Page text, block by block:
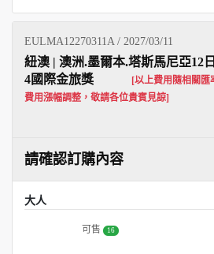
EULMA12270311A / 2027/03/11
紐澳 | 澳洲.墨爾本.塔斯馬尼亞12
4國際金旅獎
[以上費用隨相關匯
費用漲幅調整，敬請各位貴賓見諒]
請確認訂購內容
大人
可售 16